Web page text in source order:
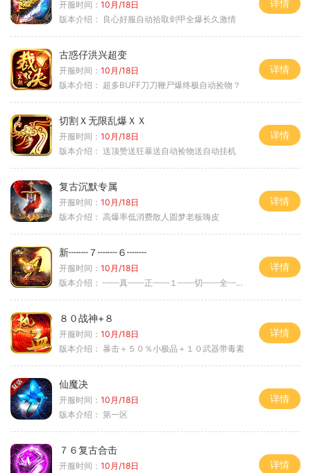
开服时间： 10月/18日
版本介绍：
良心好服自动拾取剑甲全爆长久激情
详情
古惑仔洪兴超变
开服时间： 10月/18日
版本介绍： 超多BUFF刀刀鞭尸爆终极自动捡物？
详情
切割Ｘ无限乱爆ＸＸ
开服时间： 10月/18日
版本介绍： 送顶赞送狂暴送自动捡物送自动挂机
详情
复古沉默专属
开服时间： 10月/18日
版本介绍： 高爆率低消费散人圆梦老板嗨皮
详情
新┉┉７┉┉６┉┉
开服时间： 10月/18日
版本介绍： ┉┉真┉┉正┉┉１┉┉切┉┉全┉┉爆┉┉
详情
８０战神+８
开服时间： 10月/18日
版本介绍： 暴击＋５０％小极品＋１０武器带毒素
详情
仙魔决
开服时间： 10月/18日
版本介绍： 第一区
详情
７６复古合击
开服时间： 10月/18日
详情